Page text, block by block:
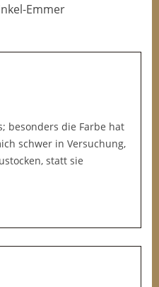
Emmer
besonders die Farbe hat
schwer in Versuchung,
statt sie